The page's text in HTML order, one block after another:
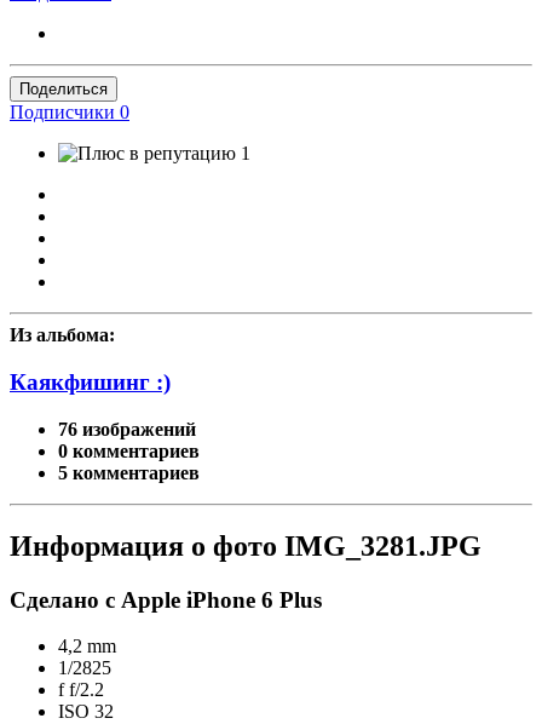
Поделиться
Подписчики 0
1
Из альбома:
Каякфишинг :)
76 изображений
0 комментариев
5 комментариев
Информация о фото IMG_3281.JPG
Сделано с Apple iPhone 6 Plus
4,2 mm
1/2825
ff/2.2
ISO 32